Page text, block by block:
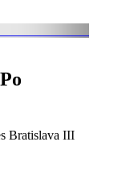
Bratislava III